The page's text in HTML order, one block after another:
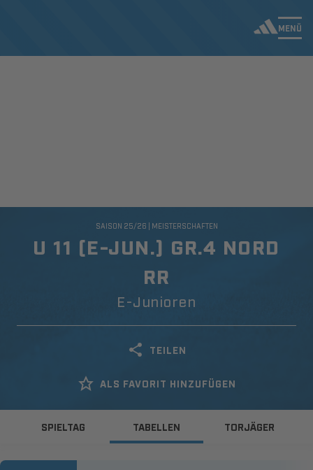
MENÜ
U 11 (E-JUN.) GR.4 NORD
RR
E-Junioren
SAISON 25/26 | MEISTERSCHAFTEN
TEILEN
ALS FAVORIT HINZUFÜGEN
SPIELTAG TABELLEN TORJÄGER